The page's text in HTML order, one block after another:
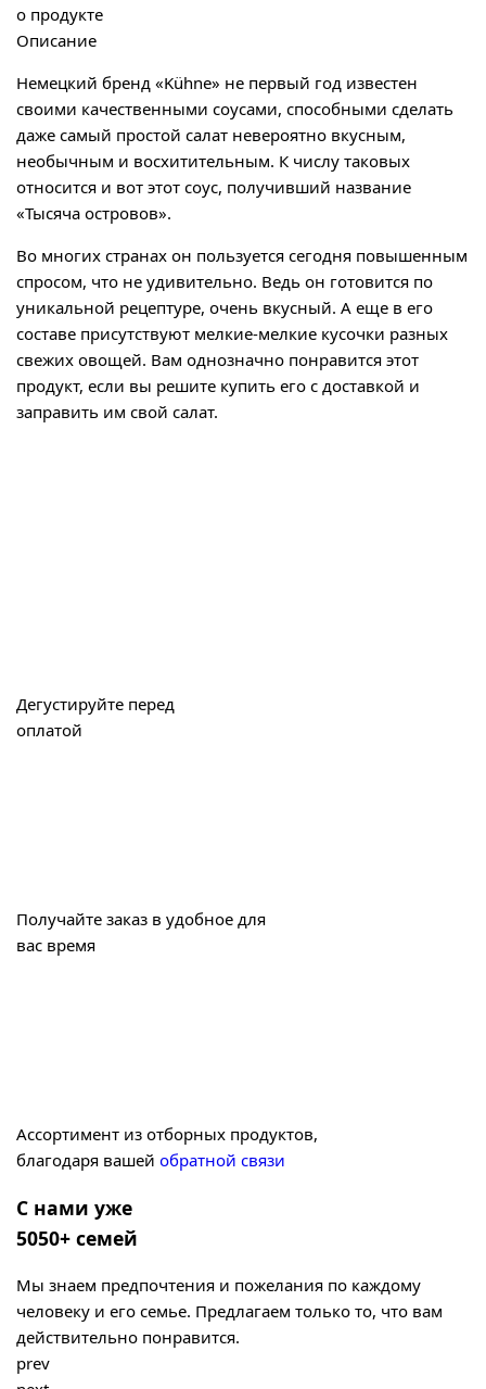
о продукте
Описание
Немецкий бренд «Kühne» не первый год известен
своими качественными соусами, способными сделать
даже самый простой салат невероятно вкусным,
необычным и восхитительным. К числу таковых
относится и вот этот соус, получивший название
«Тысяча островов».
Во многих странах он пользуется сегодня повышенным
спросом, что не удивительно. Ведь он готовится по
уникальной рецептуре, очень вкусный. А еще в его
составе присутствуют мелкие-мелкие кусочки разных
свежих овощей. Вам однозначно понравится этот
продукт, если вы решите купить его с доставкой и
заправить им свой салат.
Дегустируйте перед
оплатой
Получайте заказ в удобное для
вас время
Ассортимент из отборных продуктов,
благодаря вашей обратной связи
С нами уже
5050+ семей
Мы знаем предпочтения и пожелания по каждому
человеку и его семье. Предлагаем только то, что вам
действительно понравится.
prev